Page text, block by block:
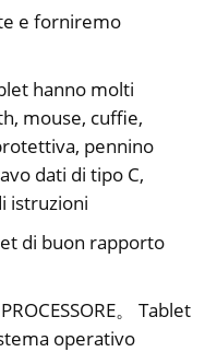
e forniremo
hanno molti
mouse, cuffie,
pennino
dati di tipo C,
istruzioni
di buon rapporto
。 Tablet
operativo